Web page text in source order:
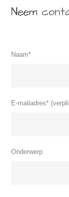
Neem
Naam*
E-mailadres*
Onderwerp